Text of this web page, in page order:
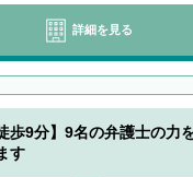
詳細を見る
歩9分】9名の弁護士の力
す